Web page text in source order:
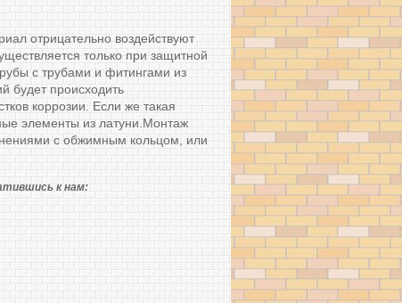
отрицательно воздействуют
только при защитной
с трубами и фитингами из
будет происходить
коррозии. Если же такая
элементы из латуни.Монтаж
с обжимным кольцом, или
к нам: